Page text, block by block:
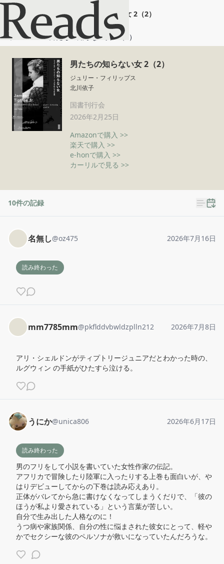
男たちの知らない女 2（2）
ホーム 男たちの知らない女 2（2）
男たちの知らない女 2（2）
ジュリー・フィリップス
北川依子
国書刊行会
2026年2月25日
Amazonで購入 >>
楽天で購入 >>
e-honで購入 >>
カーリルで見る >>
10件の記録
名無し@oz475 2026年7月16日
読み終わった
mm7785mm@pkflddvbwldzplln212 2026年7月8日
アリ・シェルドンがティプトリージュニアだとわかった時の、
ルグウィン の手紙がひたすら泣ける。
うにか@unica806 2026年6月17日
読み終わった
男のフリをして小説を書いていた女性作家の伝記。
アフリカで冒険したり陸軍に入ったりする上巻も面白いが、や
はりデビューしてからの下巻は読み応えあり。
正体がバレてから急に書けなくなってしまうくだりで、「彼の
ほうが私より愛されている」という言葉が苦しい。
自分で生み出した人格なのに！
うつ病や家族関係、自分の性に悩まされた彼女にとって、軽や
かでセクシーな彼のペルソナが救いになっていたんだろうな。